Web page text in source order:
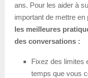
ans. Pour les aider à
important de mettre en
les meilleures
des conversations :
Fixez des limites
temps que vous